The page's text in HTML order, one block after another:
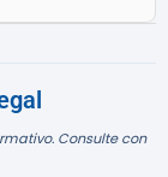
Consulte con